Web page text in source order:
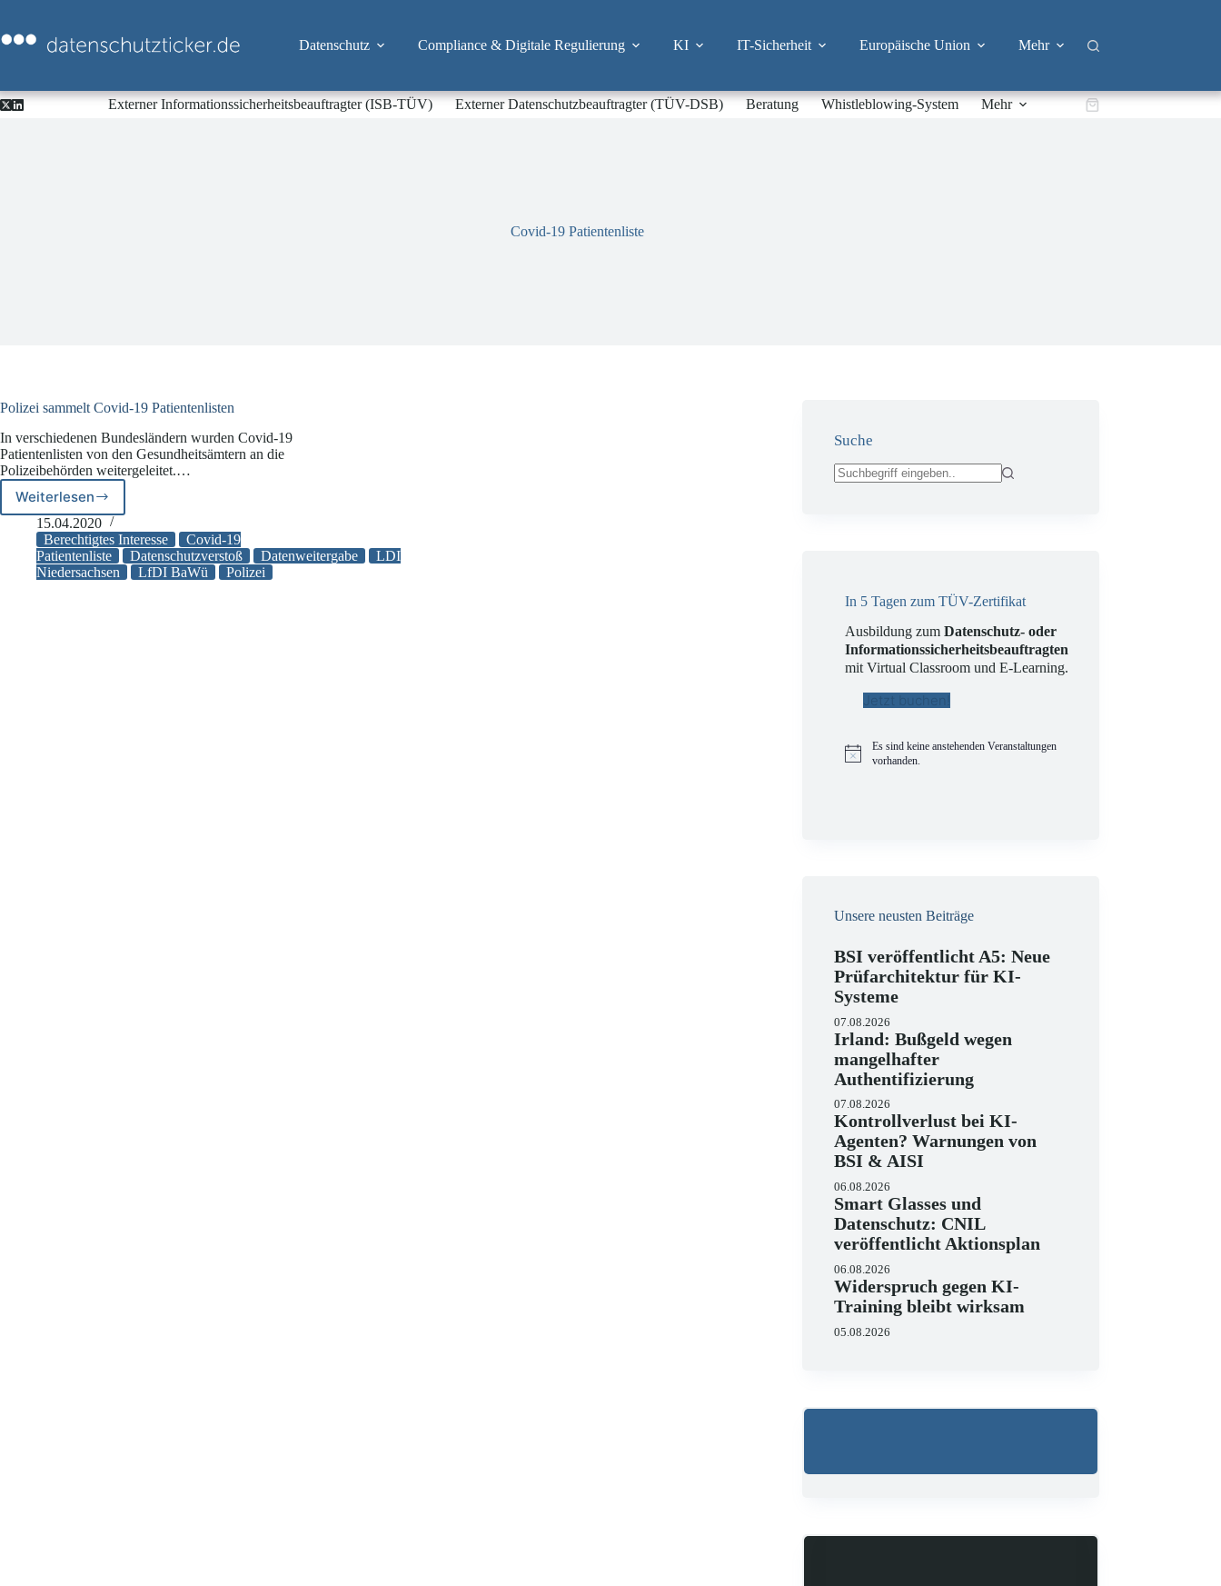
springen
Datenschutz Compliance & Digitale Regulierung KI IT-Sicherheit Europäische Union Mehr
Externer Informationssicherheitsbeauftragter (ISB-TÜV) Externer Datenschutzbeauftragter (TÜV-DSB) Beratung Whistleblowing-System Mehr Warenkorb
Covid-19 Patientenliste
Polizei sammelt Covid-19 Patientenlisten
In verschiedenen Bundesländern wurden Covid-19
Patientenlisten von den Gesundheitsämtern an die
Polizeibehörden weitergeleitet.…
Weiterlesen
Polizei
sammelt
Covid-
19
Patientenlisten
15.04.2020
Berechtigtes Interesse
Covid-19
Patientenliste
Datenschutzverstoß Datenweitergabe
LDI
Niedersachsen
LfDI BaWü Polizei
Suche
In 5 Tagen zum TÜV-Zertifikat
Ausbildung zumDatenschutz- oder
Informationssicherheitsbeauftragten
mit Virtual Classroom und E-Learning.
Jetzt buchen!
H
Es sind keine anstehenden Veranstaltungen
vorhanden.
Unsere neusten Beiträge
BSI veröffentlicht A5: Neue
Prüfarchitektur für KI-
Systeme
07.08.2026
Irland: Bußgeld wegen
mangelhafter
Authentifizierung
07.08.2026
Kontrollverlust bei KI-
Agenten? Warnungen von
BSI & AISI
06.08.2026
Smart Glasses und
Datenschutz: CNIL
veröffentlicht Aktionsplan
06.08.2026
Widerspruch gegen KI-
Training bleibt wirksam
05.08.2026